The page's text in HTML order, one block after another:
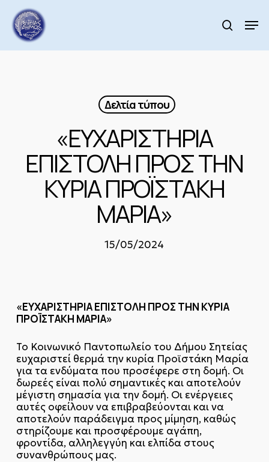
main
content
search
Δελτία τύπου
«ΕΥΧΑΡΙΣΤΗΡΙΑ
ΕΠΙΣΤΟΛΗ ΠΡΟΣ ΤΗΝ
ΚΥΡΙΑ ΠΡΟΪΣΤΑΚΗ
ΜΑΡΙΑ»
15/05/2024
«ΕΥΧΑΡΙΣΤΗΡΙΑ ΕΠΙΣΤΟΛΗ ΠΡΟΣ ΤΗΝ ΚΥΡΙΑ
ΠΡΟΪΣΤΑΚΗ ΜΑΡΙΑ»
Το Κοινωνικό Παντοπωλείο του Δήμου Σητείας
ευχαριστεί θερμά την κυρία Προϊστάκη Μαρία
για τα ενδύματα που προσέφερε στη δομή. Οι
δωρεές είναι πολύ σημαντικές και αποτελούν
μέγιστη σημασία για την δομή. Οι ενέργειες
αυτές οφείλουν να επιβραβεύονται και να
αποτελούν παράδειγμα προς μίμηση, καθώς
στηρίζουμε και προσφέρουμε αγάπη,
φροντίδα, αλληλεγγύη και ελπίδα στους
συνανθρώπους μας.
Menu